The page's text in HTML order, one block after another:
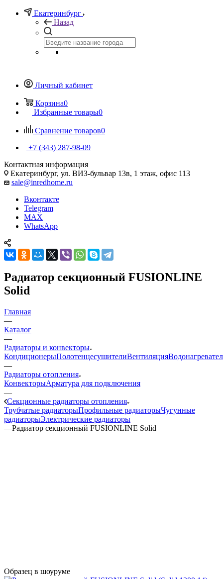
Екатеринбург
Назад
Личный кабинет
Корзина0
Избранные товары0
Сравнение товаров0
+7 (343) 287-98-09
Контактная информация
Екатеринбург, ул. ВИЗ-бульвар 13в, 1 этаж, офис 113
sale@inredhome.ru
Вконтакте
Telegram
MAX
WhatsApp
Радиатор секционный FUSIONLINE
Solid
Главная
—
Каталог
—
Радиаторы и конвекторы
КондиционерыПолотенцесушителиВентиляция
—
Радиаторы отопления
КонвекторыАрматура для подключения
—
Секционные радиаторы отопления
Трубчатые радиаторыПрофильные радиаторыЧугунные
радиаторыЭлектрические радиаторы
—Радиатор секционный FUSIONLINE Solid
Образец в шоуруме